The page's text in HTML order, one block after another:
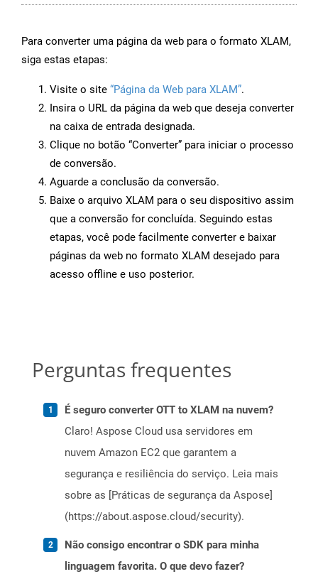
Para converter uma página da web para o formato XLAM,
siga estas etapas:
Visite o site “Página da Web para XLAM”.
Insira o URL da página da web que deseja converter
na caixa de entrada designada.
Clique no botão “Converter” para iniciar o processo
de conversão.
Aguarde a conclusão da conversão.
Baixe o arquivo XLAM para o seu dispositivo assim
que a conversão for concluída. Seguindo estas
etapas, você pode facilmente converter e baixar
páginas da web no formato XLAM desejado para
acesso offline e uso posterior.
Perguntas frequentes
É seguro converter OTT to XLAM na nuvem?
Claro! Aspose Cloud usa servidores em
nuvem Amazon EC2 que garantem a
segurança e resiliência do serviço. Leia mais
sobre as [Práticas de segurança da Aspose]
(https://about.aspose.cloud/security).
Não consigo encontrar o SDK para minha
linguagem favorita. O que devo fazer?